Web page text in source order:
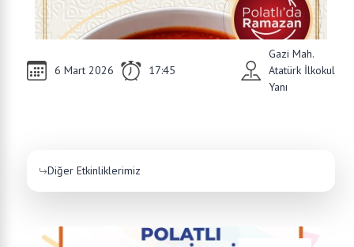
6 Mart 2026 17:45
Gazi Mah.
Atatürk İlkokul
Yanı
Diğer Etkinliklerimiz